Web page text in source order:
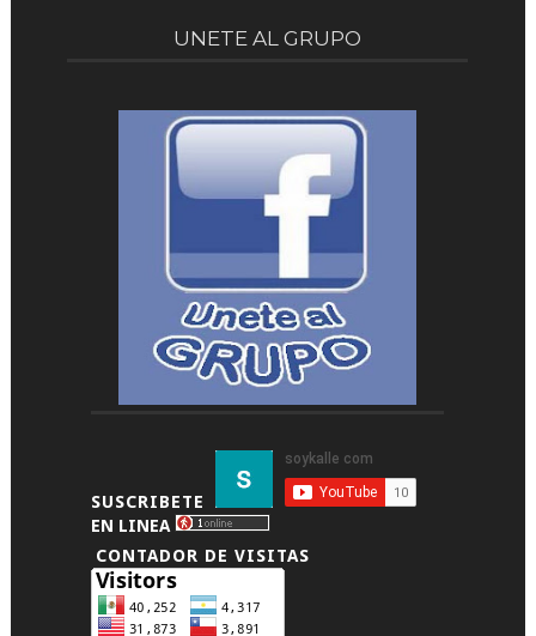
UNETE AL GRUPO
SUSCRIBETE
EN LINEA
CONTADOR DE VISITAS